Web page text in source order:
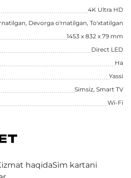
4K Ultra HD
Devorga o'rnatilgan, To'xtatilgan
1453 x 832 x 79 mm
Direct LED
Ha
Yassi
Simsiz, Smart TV
Wi-Fi
haqidaSim kartani